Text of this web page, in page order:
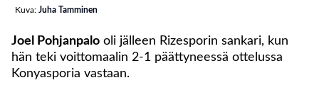
Kuva: Juha Tamminen
Joel Pohjanpalo oli jälleen Rizesporin sankari, kun
hän teki voittomaalin 2-1 päättyneessä ottelussa
Konyasporia vastaan.